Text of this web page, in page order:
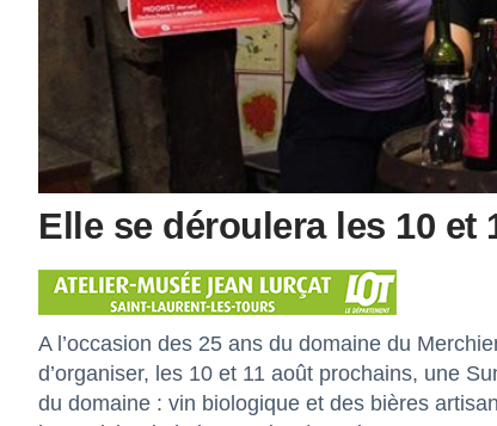
Elle se déroulera les 10 et
A l’occasion des 25 ans du domaine du
d’organiser, les 10 et 11 août prochains, une
du domaine : vin biologique et des bières